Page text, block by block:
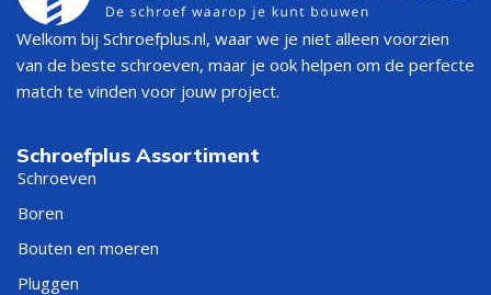
Welkom bij Schroefplus.nl, waar we je niet alleen voorzien
van de beste schroeven, maar je ook helpen om de perfecte
match te vinden voor jouw project.
Schroefplus Assortiment
Schroeven
Boren
Bouten en moeren
Pluggen